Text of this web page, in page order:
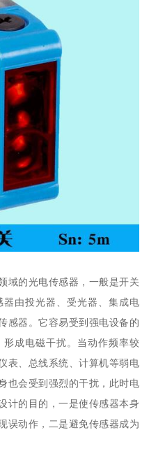
域的光电传感器，一般是开关
由投光器、受光器、集成电
感器。它容易受到强电设备的
成电磁干扰。当动作频率较
表、总线系统、计算机等弱电
也会受到强烈的干扰，此时电
计的目的，一是使传感器本身
误动作，二是避免传感器成为